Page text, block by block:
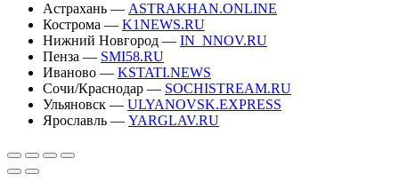
Астрахань — ASTRAKHAN.ONLINE
Кострома — K1NEWS.RU
Нижний Новгород — IN_NNOV.RU
Пенза — SMI58.RU
Иваново — KSTATI.NEWS
Сочи/Краснодар — SOCHISTREAM.RU
Ульяновск — ULYANOVSK.EXPRESS
Ярославль — YARGLAV.RU